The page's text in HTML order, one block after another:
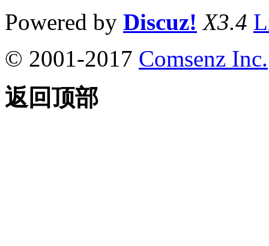
Powered by Discuz! X3.4
© 2001-2017 Comsenz Inc.
返回顶部